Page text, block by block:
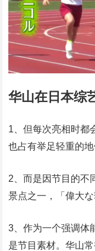
华山在日本综
1、但每次亮相时都
也占有举足轻重的
2、而是因节目的不
景点之一，「偉大
3、作为一个强调体
是节目素材。华山